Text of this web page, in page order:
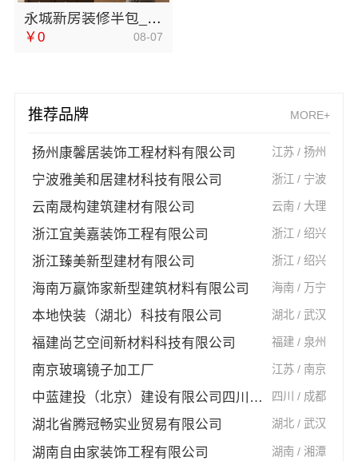
永城新房装修半包_河南璟臻环保建材有限公司
￥0 08-07
推荐品牌 MORE+
扬州康馨居装饰工程材料有限公司 江苏 / 扬州
宁波雅美和居建材科技有限公司 浙江 / 宁波
云南晟构建筑建材有限公司 云南 / 大理
浙江宜美嘉装饰工程有限公司 浙江 / 绍兴
浙江臻美新型建材有限公司 浙江 / 绍兴
海南万赢饰家新型建筑材料有限公司 海南 / 万宁
本地快装（湖北）科技有限公司 湖北 / 武汉
福建尚艺空间新材料科技有限公司 福建 / 泉州
南京玻璃镜子加工厂 江苏 / 南京
中蓝建投（北京）建设有限公司四川第一分公司 四川 / 成都
湖北省腾冠畅实业贸易有限公司 湖北 / 武汉
湖南自由家装饰工程有限公司 湖南 / 湘潭